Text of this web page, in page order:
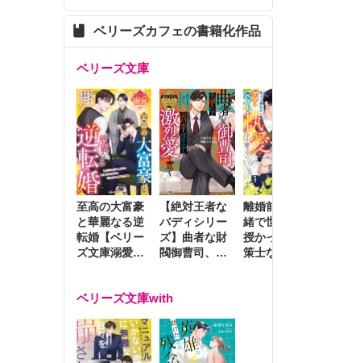
ベリーズカフェの書籍化作品
ベリーズ文庫
至高の大富豪
と華麗なる逆
転婚【ベリー
ズ文庫溺愛ア
【絶対王者な
バディシリー
ズ】曲者な財
閥御曹司、笑
激烈愛で貫く
離婚前夜に内
緒で世継ぎを
授かったら～
策士な御曹司
ベリーズ文庫with